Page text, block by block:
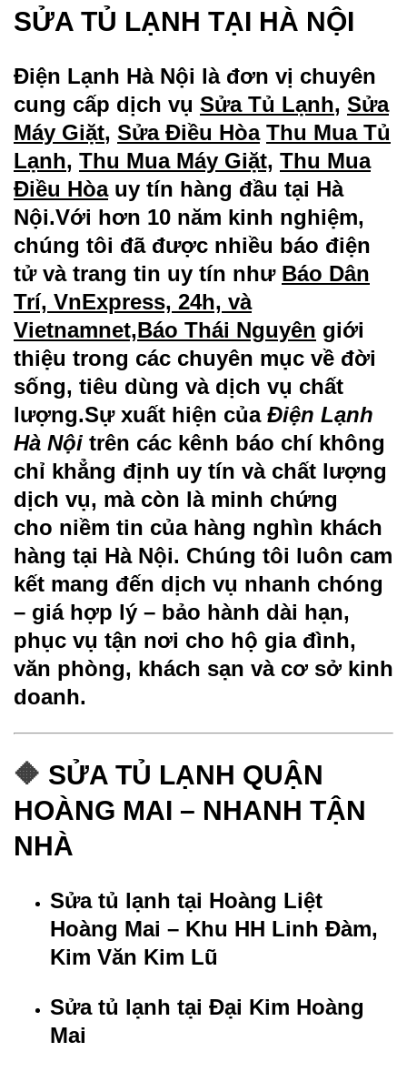
SỬA TỦ LẠNH TẠI HÀ NỘI
Điện Lạnh Hà Nội là đơn vị chuyên
cung cấp dịch vụ Sửa Tủ Lạnh, Sửa
Máy Giặt, Sửa Điều Hòa Thu Mua Tủ
Lạnh, Thu Mua Máy Giặt, Thu Mua
Điều Hòauy tín hàng đầu tại Hà
Nội.Với hơn 10 năm kinh nghiệm,
chúng tôi đã được nhiều báo điện
tử và trang tin uy tín như Báo Dân
Trí, VnExpress, 24h, và
Vietnamnet,Báo Thái Nguyên giới
thiệu trong các chuyên mục về đời
sống, tiêu dùng và dịch vụ chất
lượng.Sự xuất hiện của Điện Lạnh
Hà Nội trên các kênh báo chí không
chỉ khẳng định uy tín và chất lượng
dịch vụ, mà còn là minh chứng
cho niềm tin của hàng nghìn khách
hàng tại Hà Nội. Chúng tôi luôn cam
kết mang đến dịch vụ nhanh chóng
– giá hợp lý – bảo hành dài hạn,
phục vụ tận nơi cho hộ gia đình,
văn phòng, khách sạn và cơ sở kinh
doanh.
🔶 SỬA TỦ LẠNH QUẬN
HOÀNG MAI – NHANH TẬN
NHÀ
Sửa tủ lạnh tại Hoàng Liệt
Hoàng Mai – Khu HH Linh Đàm,
Kim Văn Kim Lũ
Sửa tủ lạnh tại Đại Kim Hoàng
Mai